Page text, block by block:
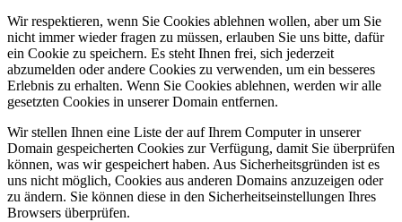
Wir respektieren, wenn Sie Cookies ablehnen wollen, aber um Sie
nicht immer wieder fragen zu müssen, erlauben Sie uns bitte, dafür
ein Cookie zu speichern. Es steht Ihnen frei, sich jederzeit
abzumelden oder andere Cookies zu verwenden, um ein besseres
Erlebnis zu erhalten. Wenn Sie Cookies ablehnen, werden wir alle
gesetzten Cookies in unserer Domain entfernen.
Wir stellen Ihnen eine Liste der auf Ihrem Computer in unserer
Domain gespeicherten Cookies zur Verfügung, damit Sie überprüfen
können, was wir gespeichert haben. Aus Sicherheitsgründen ist es
uns nicht möglich, Cookies aus anderen Domains anzuzeigen oder
zu ändern. Sie können diese in den Sicherheitseinstellungen Ihres
Browsers überprüfen.